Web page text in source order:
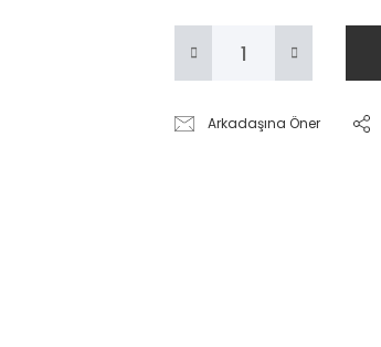
Arkadaşına Öner